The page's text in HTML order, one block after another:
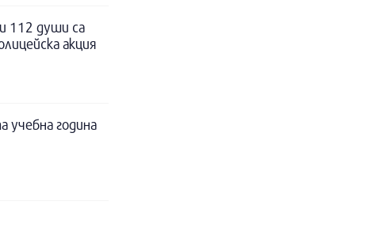
112 души са
акция
учебна година